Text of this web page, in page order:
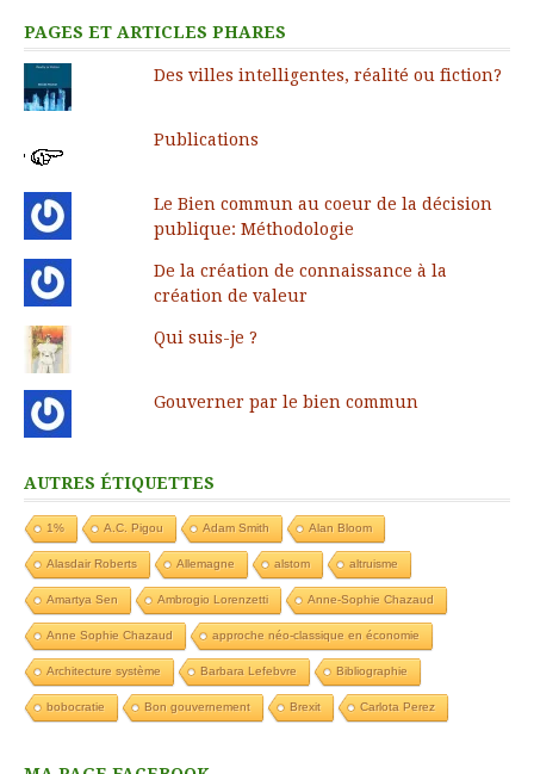
PAGES ET ARTICLES PHARES
Des villes intelligentes, réalité ou fiction?
Publications
Le Bien commun au coeur de la décision
publique: Méthodologie
De la création de connaissance à la
création de valeur
Qui suis-je ?
Gouverner par le bien commun
AUTRES ÉTIQUETTES
1% A.C. Pigou Adam Smith Alan Bloom
Alasdair Roberts Allemagne alstom altruisme
Amartya Sen Ambrogio Lorenzetti Anne-Sophie Chazaud
Anne Sophie Chazaud approche néo-classique en économie
Architecture système Barbara Lefebvre Bibliographie
bobocratie Bon gouvernement Brexit Carlota Perez